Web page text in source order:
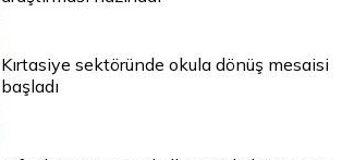
Kırtasiye sektöründe okula dönüş mesaisi
başladı